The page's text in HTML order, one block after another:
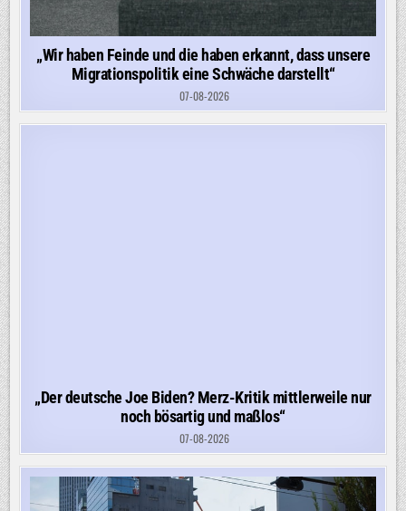
„Wir haben Feinde und die haben erkannt, dass unsere
Migrationspolitik eine Schwäche darstellt“
07-08-2026
„Der deutsche Joe Biden? Merz-Kritik mittlerweile nur
noch bösartig und maßlos“
07-08-2026